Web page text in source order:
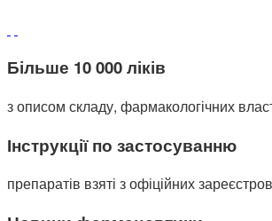
Більше 10 000 ліків
з описом складу, фармакологічних
Інструкції по застосуванню
препаратів взяті з офіційних